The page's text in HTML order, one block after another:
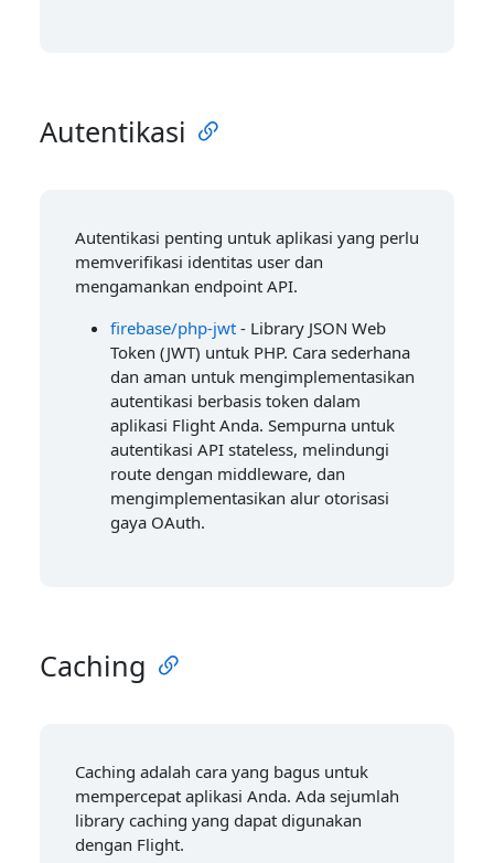
Autentikasi
Autentikasi penting untuk aplikasi yang perlu
memverifikasi identitas user dan
mengamankan endpoint API.
firebase/php-jwt - Library JSON Web
Token (JWT) untuk PHP. Cara sederhana
dan aman untuk mengimplementasikan
autentikasi berbasis token dalam
aplikasi Flight Anda. Sempurna untuk
autentikasi API stateless, melindungi
route dengan middleware, dan
mengimplementasikan alur otorisasi
gaya OAuth.
Caching
Caching adalah cara yang bagus untuk
mempercepat aplikasi Anda. Ada sejumlah
library caching yang dapat digunakan
dengan Flight.